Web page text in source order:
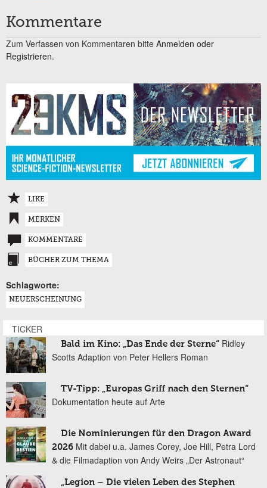
Kommentare
Zum Verfassen von Kommentaren bitte Anmelden oder
Registrieren.
LIKE
MERKEN
KOMMENTARE
BÜCHER ZUM THEMA
Schlagworte:
NEUERSCHEINUNG
TICKER
Bald im Kino: „Das Ende der Sterne“ Ridley
Scotts Adaption von Peter Hellers Roman
TV-Tipp: „Europas Griff nach den Sternen“
Dokumentation heute auf Arte
Die Nominierungen für den Dragon Award
2026 Mit dabei u.a. James Corey, Joe Hill, Petra Lord
& die Filmadaption von Andy Weirs „Der Astronaut“
„Legion – Die vielen Leben des Stephen